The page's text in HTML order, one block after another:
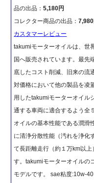
品の出品：5,180円
コレクター商品の出品：7,980
カスタマーレビュー
takumiモーターオイルは、世
国へ販売されています。最先
底したコスト削減、旧来の流
対価格において他の製品を凌
用したtakumiモーターオイル
通する車両に適合するよう全
オイルの基本性能である潤滑
に清浄分散性能（汚れを浄化
て長距離走行（約１万km以
す。takumiモーターオイルの
モデルです。 sae粘度:10w-